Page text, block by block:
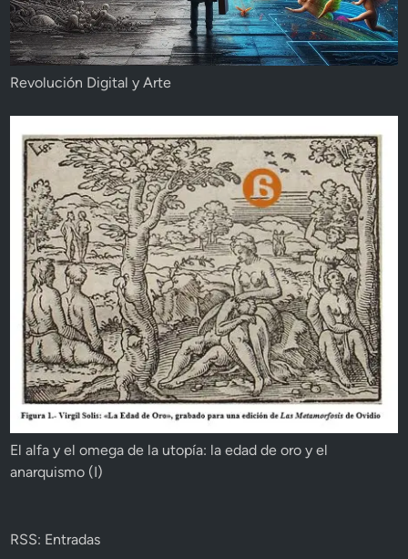
Revolución Digital y Arte
El alfa y el omega de la utopía: la edad de oro y el
anarquismo (I)
RSS: Entradas